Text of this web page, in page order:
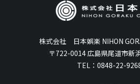
株式会社 日本娯楽 NIHON
〒722-0014 広島県尾道市新
TEL： 0848-22-